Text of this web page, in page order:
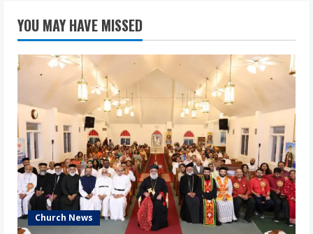
YOU MAY HAVE MISSED
Church News